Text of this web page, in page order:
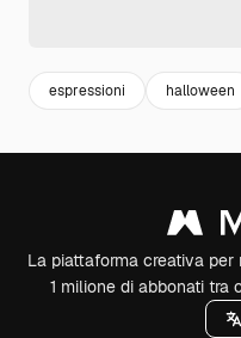
espressioni halloween
La piattaforma creativa
1 milione di abbonati tra